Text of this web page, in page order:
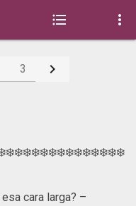
 
3 
cara larga? –